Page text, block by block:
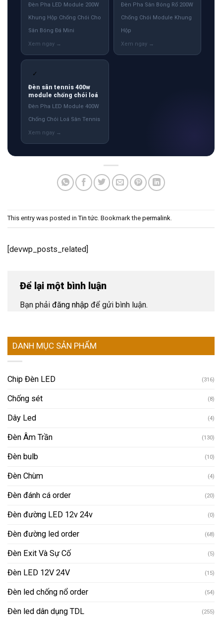
Đèn Pha LED Module 200W
Khung Hộp Chống Chói Cho
Sân Bóng Đá Mini
Đèn Pha Sân Bóng Rổ 200W
Chống Chói Module Khung
Hộp
✓
Đèn sân tennis 400w
module chống chói loá
Đèn Pha LED Module 400W
Chống Chói Loá Sân Tennis
This entry was posted inTin tức. Bookmark the permalink.
[devwp_posts_related]
Để lại một bình luận
Bạn phải đăng nhập để gửi bình luận.
DANH MỤC SẢN PHẨM
Chip Đèn LED (316)
Chống sét (8)
Dây Led (4)
Đèn Âm Trần (130)
Đèn bulb (10)
Đèn Chùm (4)
Đèn đánh cá order (20)
Đèn đường LED 12v 24v (0)
Đèn đường led order (68)
Đèn Exit Và Sự Cố (5)
Đèn LED 12V 24V (15)
Đèn led chống nổ order (54)
Đèn led dân dụng TDL (255)